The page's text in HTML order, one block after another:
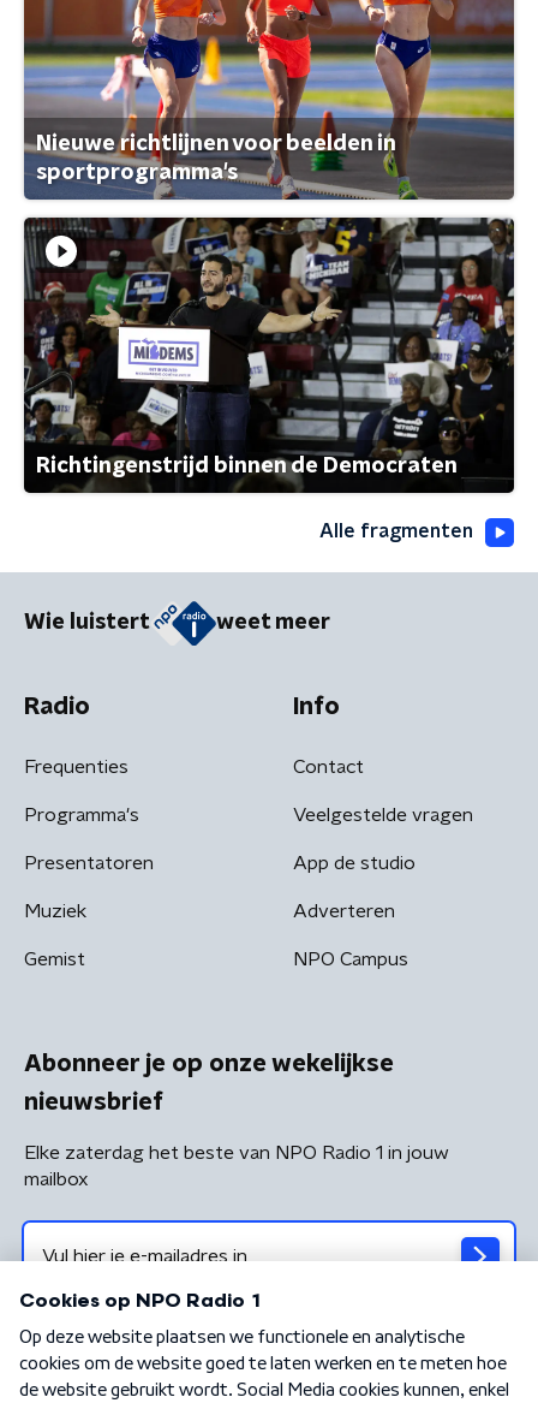
Nieuwe richtlijnen voor beelden in
sportprogramma's
Richtingenstrijd binnen de Democraten
Alle fragmenten
Wie luistert weet meer
Radio
Frequenties
Programma's
Presentatoren
Muziek
Gemist
Info
Contact
Veelgestelde vragen
App de studio
Adverteren
NPO Campus
Abonneer je op onze wekelijkse
nieuwsbrief
Elke zaterdag het beste van NPO Radio 1 in jouw
mailbox